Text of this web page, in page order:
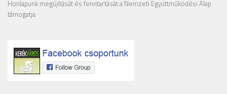
Honlapunk megújítását és fenntartását a Nemzeti Együttműködési Alap
támogatja